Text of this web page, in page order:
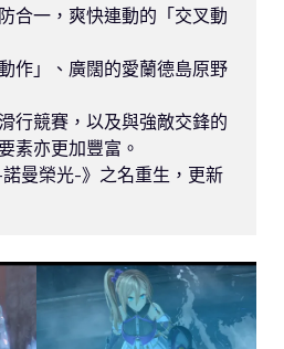
合一，爽快連動的「交叉動
作」、廣闊的愛蘭德島原野
行競賽，以及與強敵交鋒的
素亦更加豐富。
曼榮光-》之名重生，更新